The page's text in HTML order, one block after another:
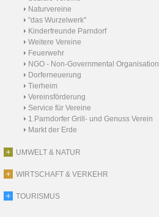
Naturvereine
"das Wurzelwerk"
Kinderfreunde Parndorf
Weitere Vereine
Feuerwehr
NGO - Non-Governmental Organisation
Dorferneuerung
Tierheim
Vereinsförderung
Service für Vereine
1.Parndorfer Grill- und Genuss Verein
Markt der Erde
UMWELT & NATUR
WIRTSCHAFT & VERKEHR
TOURISMUS